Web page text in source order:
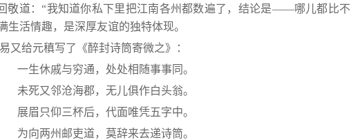
敬道：“我知道你私下里把江南各州都数遍了，结论是——哪儿都比不
生活情趣，是深厚友谊的独特体现。
又给元稹写了《醉封诗筒寄微之》：
一生休戚与穷通，处处相随事事同。
未死又邻沧海郡，无儿俱作白头翁。
展眉只仰三杯后，代面唯凭五字中。
为向两州邮吏道，莫辞来去递诗筒。